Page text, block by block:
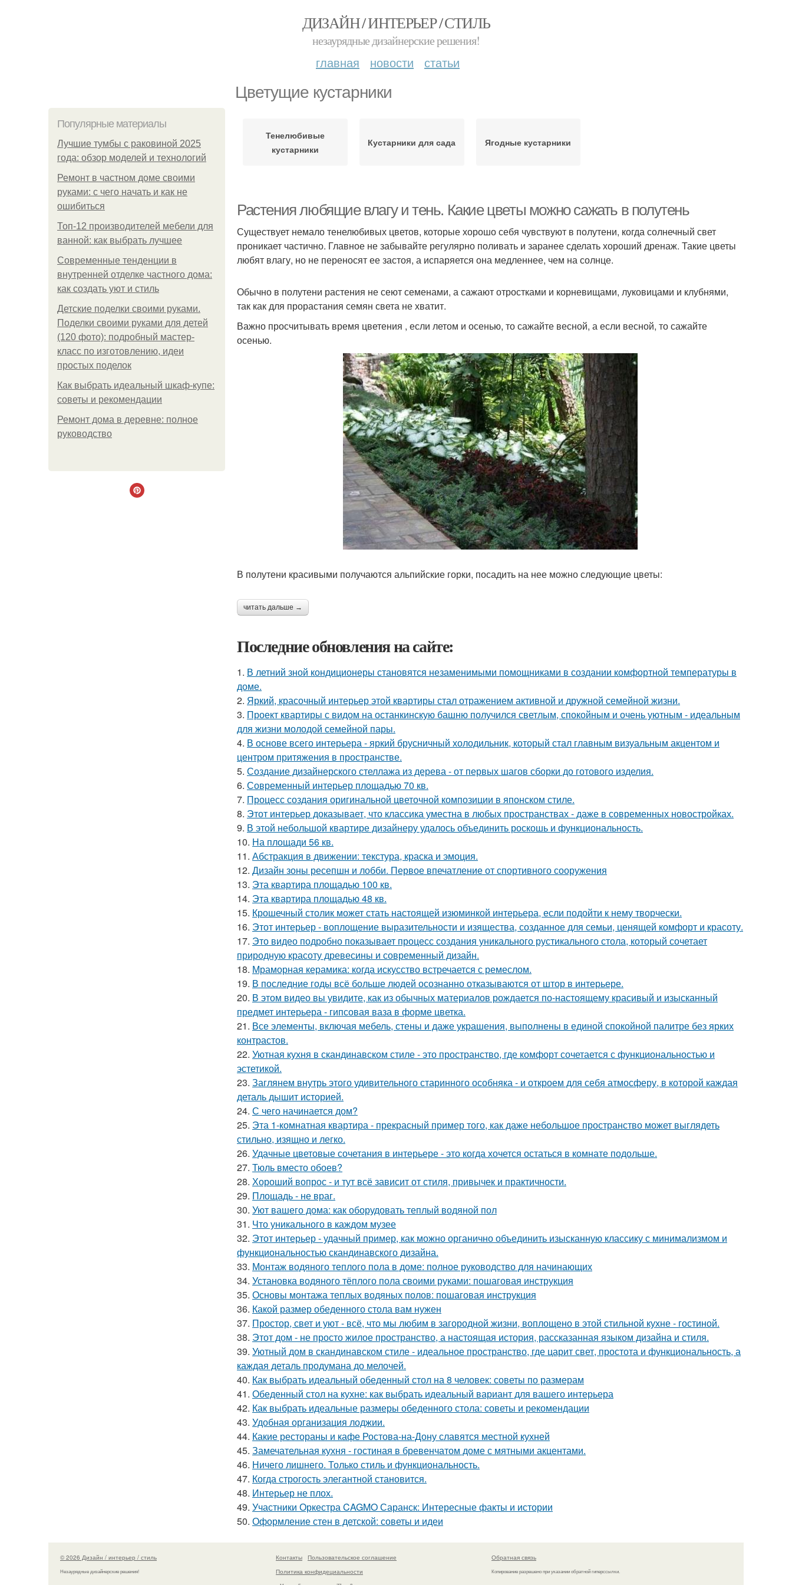
ДИЗАЙН / ИНТЕРЬЕР / СТИЛЬ
незаурядные дизайнерские решения!
главная новости статьи
Цветущие кустарники
Популярные материалы
Лучшие тумбы с раковиной 2025
года: обзор моделей и технологий
Ремонт в частном доме своими
руками: с чего начать и как не
ошибиться
Топ-12 производителей мебели для
ванной: как выбрать лучшее
Современные тенденции в
внутренней отделке частного дома:
как создать уют и стиль
Детские поделки своими руками.
Поделки своими руками для детей
(120 фото): подробный мастер-
класс по изготовлению, идеи
простых поделок
Как выбрать идеальный шкаф-купе:
советы и рекомендации
Ремонт дома в деревне: полное
руководство
Тенелюбивые
кустарники
Кустарники для сада Ягодные кустарники
Растения любящие влагу и тень. Какие цветы можно сажать в полутень
Существует немало тенелюбивых цветов, которые хорошо себя чувствуют в полутени, когда солнечный свет
проникает частично. Главное не забывайте регулярно поливать и заранее сделать хороший дренаж. Такие цветы
любят влагу, но не переносят ее застоя, а испаряется она медленнее, чем на солнце.
Обычно в полутени растения не сеют семенами, а сажают отростками и корневищами, луковицами и клубнями,
так как для прорастания семян света не хватит.
Важно просчитывать время цветения , если летом и осенью, то сажайте весной, а если весной, то сажайте
осенью.
В полутени красивыми получаются альпийские горки, посадить на нее можно следующие цветы:
читать дальше →
Последние обновления на сайте:
1. В летний зной кондиционеры становятся незаменимыми помощниками в создании комфортной температуры в
доме.
2. Яркий, красочный интерьер этой квартиры стал отражением активной и дружной семейной жизни.
3. Проект квартиры с видом на останкинскую башню получился светлым, спокойным и очень уютным - идеальным
для жизни молодой семейной пары.
4. В основе всего интерьера - яркий брусничный холодильник, который стал главным визуальным акцентом и
центром притяжения в пространстве.
5. Создание дизайнерского стеллажа из дерева - от первых шагов сборки до готового изделия.
6. Современный интерьер площадью 70 кв.
7. Процесс создания оригинальной цветочной композиции в японском стиле.
8. Этот интерьер доказывает, что классика уместна в любых пространствах - даже в современных новостройках.
9. В этой небольшой квартире дизайнеру удалось объединить роскошь и функциональность.
10. На площади 56 кв.
11. Абстракция в движении: текстура, краска и эмоция.
12. Дизайн зоны ресепшн и лобби. Первое впечатление от спортивного сооружения
13. Эта квартира площадью 100 кв.
14. Эта квартира площадью 48 кв.
15. Крошечный столик может стать настоящей изюминкой интерьера, если подойти к нему творчески.
16. Этот интерьер - воплощение выразительности и изящества, созданное для семьи, ценящей комфорт и красоту.
17. Это видео подробно показывает процесс создания уникального рустикального стола, который сочетает
природную красоту древесины и современный дизайн.
18. Мраморная керамика: когда искусство встречается с ремеслом.
19. В последние годы всё больше людей осознанно отказываются от штор в интерьере.
20. В этом видео вы увидите, как из обычных материалов рождается по-настоящему красивый и изысканный
предмет интерьера - гипсовая ваза в форме цветка.
21. Все элементы, включая мебель, стены и даже украшения, выполнены в единой спокойной палитре без ярких
контрастов.
22. Уютная кухня в скандинавском стиле - это пространство, где комфорт сочетается с функциональностью и
эстетикой.
23. Заглянем внутрь этого удивительного старинного особняка - и откроем для себя атмосферу, в которой каждая
деталь дышит историей.
24. С чего начинается дом?
25. Эта 1-комнатная квартира - прекрасный пример того, как даже небольшое пространство может выглядеть
стильно, изящно и легко.
26. Удачные цветовые сочетания в интерьере - это когда хочется остаться в комнате подольше.
27. Тюль вместо обоев?
28. Хороший вопрос - и тут всё зависит от стиля, привычек и практичности.
29. Площадь - не враг.
30. Уют вашего дома: как оборудовать теплый водяной пол
31. Что уникального в каждом музее
32. Этот интерьер - удачный пример, как можно органично объединить изысканную классику с минимализмом и
функциональностью скандинавского дизайна.
33. Монтаж водяного теплого пола в доме: полное руководство для начинающих
34. Установка водяного тёплого пола своими руками: пошаговая инструкция
35. Основы монтажа теплых водяных полов: пошаговая инструкция
36. Какой размер обеденного стола вам нужен
37. Простор, свет и уют - всё, что мы любим в загородной жизни, воплощено в этой стильной кухне - гостиной.
38. Этот дом - не просто жилое пространство, а настоящая история, рассказанная языком дизайна и стиля.
39. Уютный дом в скандинавском стиле - идеальное пространство, где царит свет, простота и функциональность, а
каждая деталь продумана до мелочей.
40. Как выбрать идеальный обеденный стол на 8 человек: советы по размерам
41. Обеденный стол на кухне: как выбрать идеальный вариант для вашего интерьера
42. Как выбрать идеальные размеры обеденного стола: советы и рекомендации
43. Удобная организация лоджии.
44. Какие рестораны и кафе Ростова-на-Дону славятся местной кухней
45. Замечательная кухня - гостиная в бревенчатом доме с мятными акцентами.
46. Ничего лишнего. Только стиль и функциональность.
47. Когда строгость элегантной становится.
48. Интерьер не плох.
49. Участники Оркестра CAGMO Саранск: Интересные факты и истории
50. Оформление стен в детской: советы и идеи
© 2026 Дизайн / интерьер / стиль
Незаурядные дизайнерские решения!
Контакты
Пользовательское соглашение
Политика конфидециальности
Обратная связь
Копирование разрешено при указании обратной гиперссылки.